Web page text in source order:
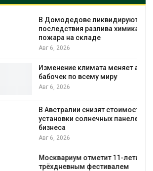
В Домодедове ликвидируют
последствия разлива химикатов после
пожара на складе
Изменение климата меняет ареалы
бабочек по всему миру
В Австралии снизят стоимость
установки солнечных панелей для
Москвариум отметит 11-летие
трёхдневным фестивалем